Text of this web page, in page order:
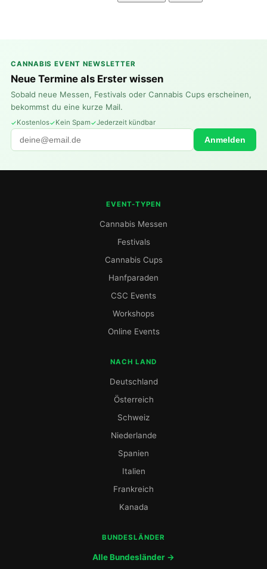
CANNABIS EVENT NEWSLETTER
Neue Termine als Erster wissen
Sobald neue Messen, Festivals oder Cannabis Cups erscheinen,
bekommst du eine kurze Mail.
Kostenlos Kein Spam Jederzeit kündbar
Anmelden
EVENT-TYPEN
Cannabis Messen
Festivals
Cannabis Cups
Hanfparaden
CSC Events
Workshops
Online Events
NACH LAND
Deutschland
Österreich
Schweiz
Niederlande
Spanien
Italien
Frankreich
Kanada
BUNDESLÄNDER
Alle Bundesländer →